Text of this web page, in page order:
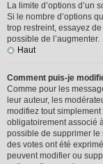
La limite d’options d’un
Si le nombre d’options
trop restreint, essayez
possible de l’augmenter.
Haut
Comment puis-je
Comme pour les
leur auteur, les
modifiez tout
obligatoirement associé
possible de supprimer le
des votes ont été
peuvent modifier ou